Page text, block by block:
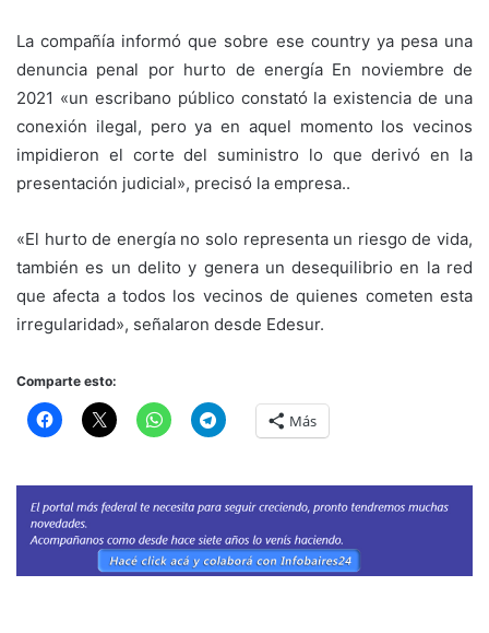
La compañía informó que sobre ese country ya pesa una
denuncia penal por hurto de energía En noviembre de
2021 «un escribano público constató la existencia de una
conexión ilegal, pero ya en aquel momento los vecinos
impidieron el corte del suministro lo que derivó en la
presentación judicial», precisó la empresa..
«El hurto de energía no solo representa un riesgo de vida,
también es un delito y genera un desequilibrio en la red
que afecta a todos los vecinos de quienes cometen esta
irregularidad», señalaron desde Edesur.
Comparte esto:
Más